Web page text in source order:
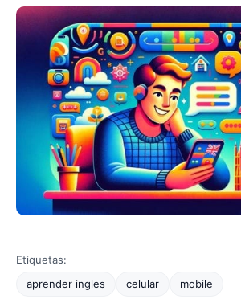
Etiquetas:
aprender ingles
celular mobile